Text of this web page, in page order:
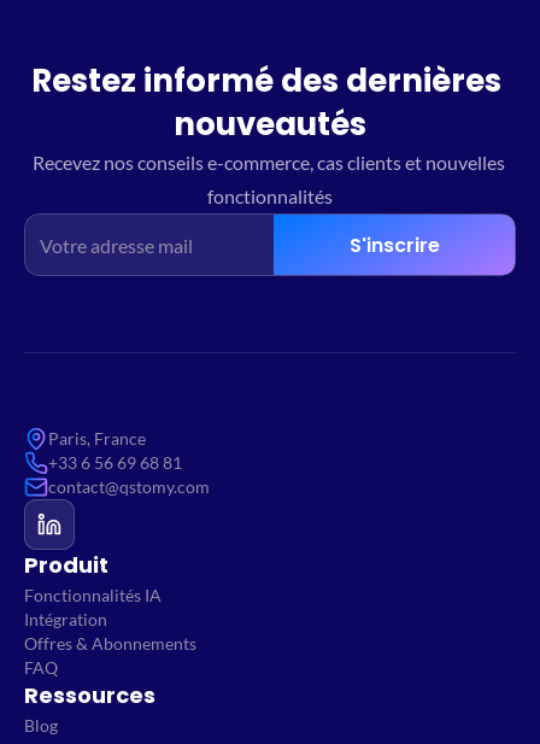
Restez informé des dernières
nouveautés
Recevez nos conseils e-commerce, cas clients et nouvelles
fonctionnalités
S'inscrire
Paris, France
+33 6 56 69 68 81
contact@qstomy.com
Produit
Fonctionnalités IA
Intégration
Offres & Abonnements
FAQ
Ressources
Blog